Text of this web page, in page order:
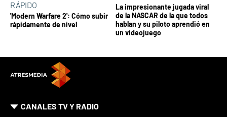
RÁPIDO
'Modern Warfare 2': Cómo subir
rápidamente de nivel
La impresionante jugada viral
de la NASCAR de la que todos
hablan y su piloto aprendió en
un videojuego
CANALES TV Y RADIO